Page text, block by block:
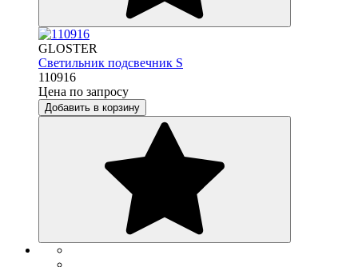
GLOSTER
Светильник подсвечник S
110916
Цена по запросу
Добавить в корзину